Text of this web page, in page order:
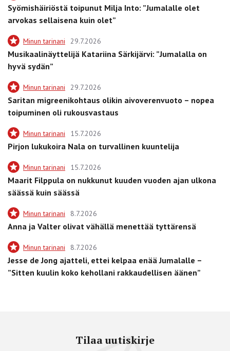
Syömishäiriöstä toipunut Milja Into: ”Jumalalle olet
arvokas sellaisena kuin olet”
Minun tarinani 29.7.2026
Musikaalinäyttelijä Katariina Särkijärvi: ”Jumalalla on
hyvä sydän”
Minun tarinani 29.7.2026
Saritan migreenikohtaus olikin aivoverenvuoto – nopea
toipuminen oli rukousvastaus
Minun tarinani 15.7.2026
Pirjon lukukoira Nala on turvallinen kuuntelija
Minun tarinani 15.7.2026
Maarit Filppula on nukkunut kuuden vuoden ajan ulkona
säässä kuin säässä
Minun tarinani 8.7.2026
Anna ja Valter olivat vähällä menettää tyttärensä
Minun tarinani 8.7.2026
Jesse de Jong ajatteli, ettei kelpaa enää Jumalalle –
”Sitten kuulin koko kehollani rakkaudellisen äänen”
Tilaa uutiskirje